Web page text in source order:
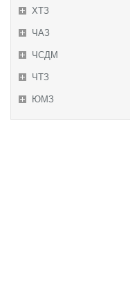
ХТЗ
ЧАЗ
ЧСДМ
ЧТЗ
ЮМЗ